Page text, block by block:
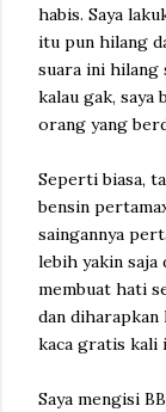
habis. Saya
itu pun hilang
suara ini hilang
kalau gak,
orang yang
Seperti biasa,
bensin
saingannya
lebih yakin saja
membuat hati
dan
kaca gratis kali
Saya mengisi